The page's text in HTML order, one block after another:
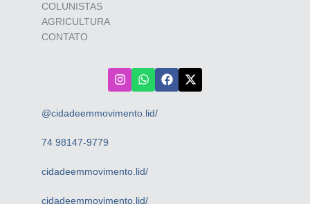
COLUNISTAS
AGRICULTURA
CONTATO
@cidadeemmovimento.lid/
74 98147-9779
cidadeemmovimento.lid/
cidadeemmovimento.lid/